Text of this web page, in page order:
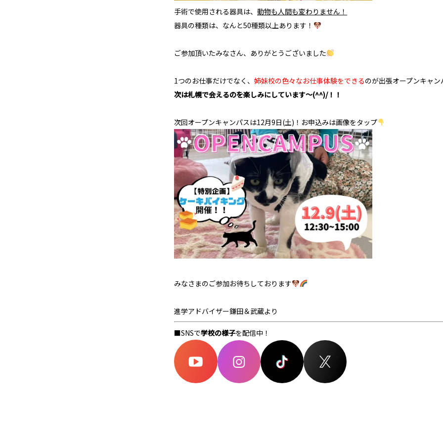
手術で使用される器具は、 動物も人間も変わりません！
器具の種類は、なんと50種類以上あります！
ご参加頂いたみなさん、ありがとうございました
1つのお仕事だけでなく、 姉妹校の色々なお仕事体験をできるのが出張オープンキャン
次は札幌で会えるのを楽しみにしています～(^^)/！！
次回オープンキャンパスは12月9日(土)！お申込みは画像をタップ
みなさまのご参加お待ちしております
進学アドバイザー鎌田＆武蔵より
■SNSで学校の様子を配信中！